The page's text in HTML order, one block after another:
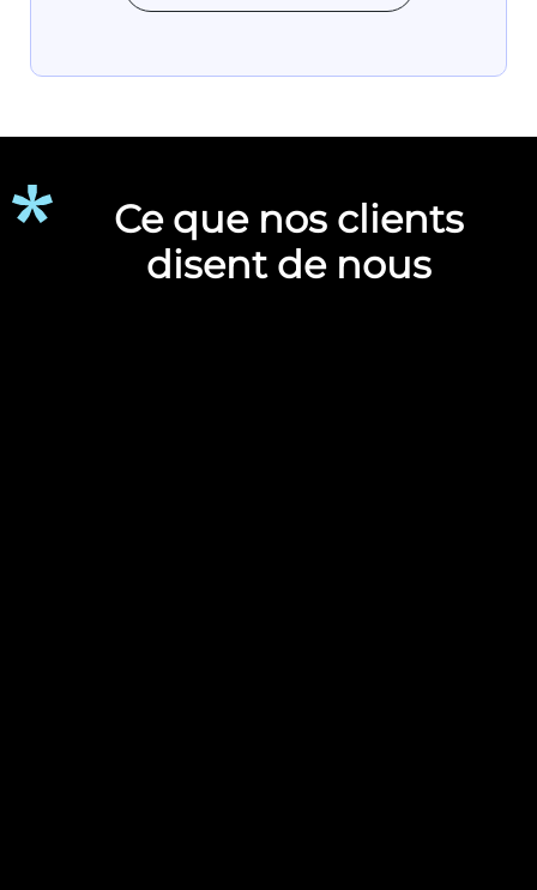
Ce que nos clients
disent de nous